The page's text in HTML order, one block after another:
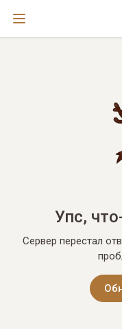
Упс,
Сервер перестал